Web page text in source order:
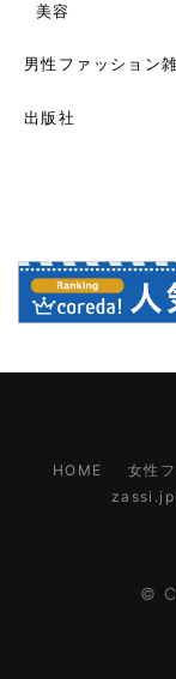
美容
男性ファッション
出版社
HOME 女性
zassi.jp
©